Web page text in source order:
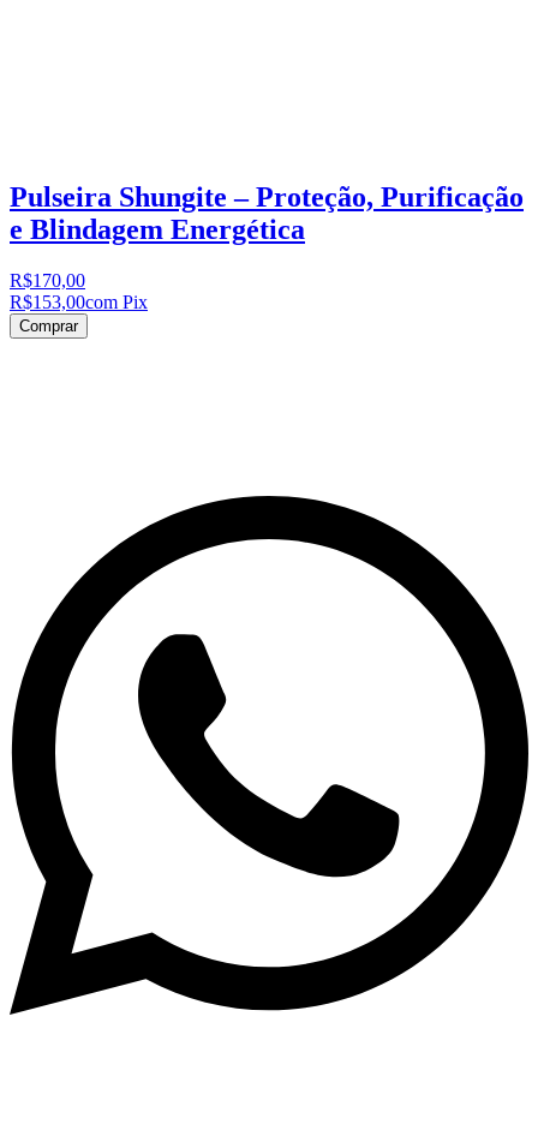
Pulseira Shungite – Proteção, Purificação
e Blindagem Energética
R$170,00
R$153,00com Pix
Comprar